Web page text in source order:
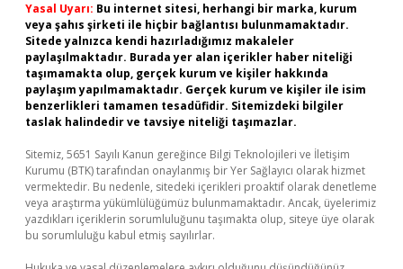
Yasal Uyarı: Bu internet sitesi, herhangi bir marka, kurum
veya şahıs şirketi ile hiçbir bağlantısı bulunmamaktadır.
Sitede yalnızca kendi hazırladığımız makaleler
paylaşılmaktadır. Burada yer alan içerikler haber niteliği
taşımamakta olup, gerçek kurum ve kişiler hakkında
paylaşım yapılmamaktadır. Gerçek kurum ve kişiler ile isim
benzerlikleri tamamen tesadüfidir. Sitemizdeki bilgiler
taslak halindedir ve tavsiye niteliği taşımazlar.
Sitemiz, 5651 Sayılı Kanun gereğince Bilgi Teknolojileri ve İletişim
Kurumu (BTK) tarafından onaylanmış bir Yer Sağlayıcı olarak hizmet
vermektedir. Bu nedenle, sitedeki içerikleri proaktif olarak denetleme
veya araştırma yükümlülüğümüz bulunmamaktadır. Ancak, üyelerimiz
yazdıkları içeriklerin sorumluluğunu taşımakta olup, siteye üye olarak
bu sorumluluğu kabul etmiş sayılırlar.